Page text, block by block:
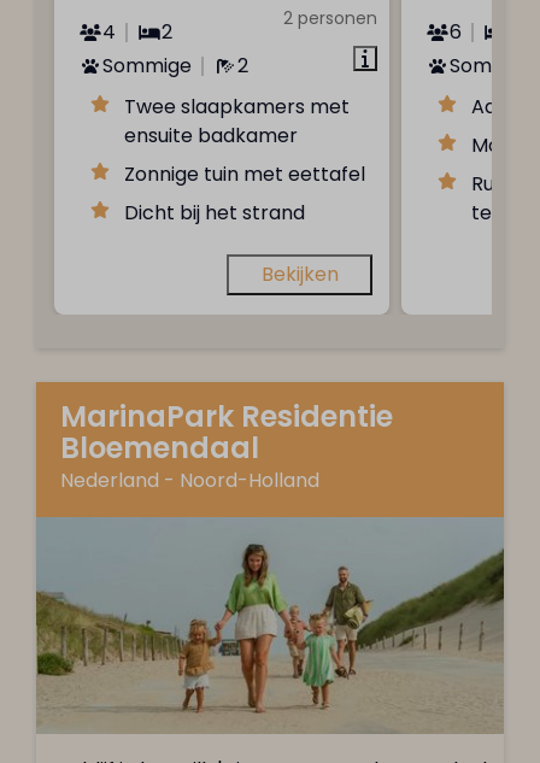
2 personen
4
2
Sommige
2
Twee slaapkamers met
ensuite badkamer
Zonnige tuin met eettafel
Dicht bij het strand
Bekijken
6
Sommige
Aan
terras
MarinaPark Residentie
Bloemendaal
Nederland - Noord-Holland